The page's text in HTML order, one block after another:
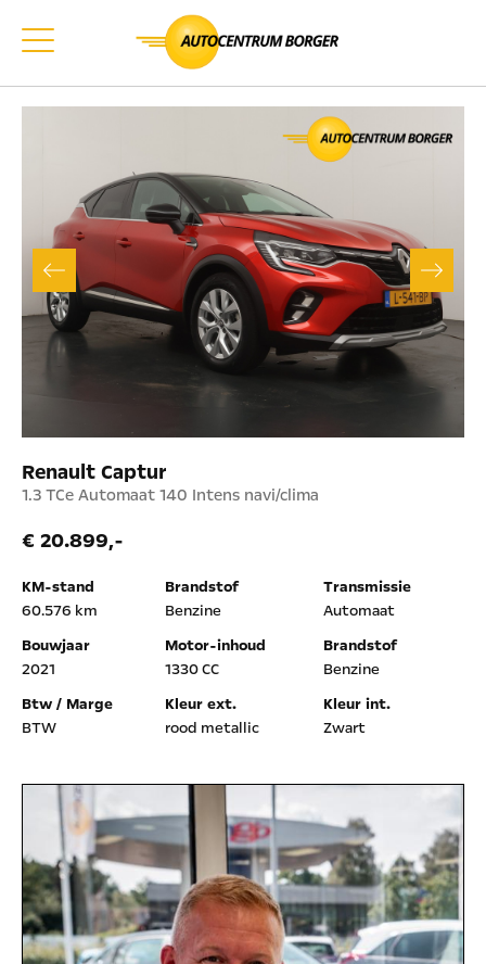
Renault Captur
1.3 TCe Automaat 140 Intens navi/clima
€ 20.899,-
KM-stand
60.576 km
Brandstof
Benzine
Transmissie
Automaat
Bouwjaar
2021
Motor-inhoud
1330 CC
Brandstof
Benzine
Btw / Marge
BTW
Kleur ext.
rood metallic
Kleur int.
Zwart